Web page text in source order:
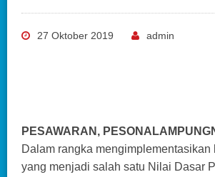
27 Oktober 2019 admin
PESAWARAN,
Dalam rangka
yang menjadi salah satu Nilai Dasar